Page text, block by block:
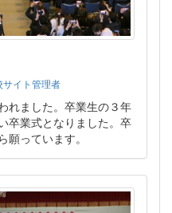
サイト管理者
れました。卒業生の３年
卒業式となりました。卒
っています。